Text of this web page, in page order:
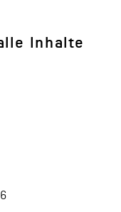
Inhalte